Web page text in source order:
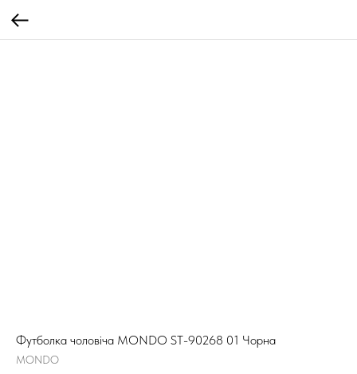
Футболка чоловіча MONDO ST-90268 01 Чорна
MONDO